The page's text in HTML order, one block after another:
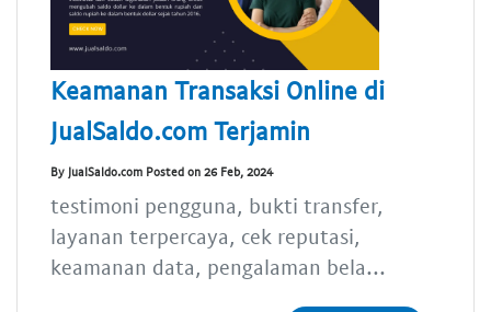
Keamanan Transaksi Online di
JualSaldo.com Terjamin
By JualSaldo.com Posted on 26 Feb, 2024
testimoni pengguna, bukti transfer,
layanan terpercaya, cek reputasi,
keamanan data, pengalaman bela...